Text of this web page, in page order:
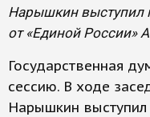
Нарышкин выступил
от «Единой России»
Государственная
сессию. В ходе
Нарышкин выступил